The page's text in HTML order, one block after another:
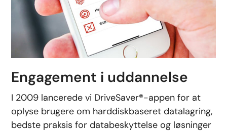
Engagement i uddannelse
I 2009 lancerede vi DriveSaver®-appen for at
oplyse brugere om harddiskbaseret datalagring,
bedste praksis for databeskyttelse og løsninger